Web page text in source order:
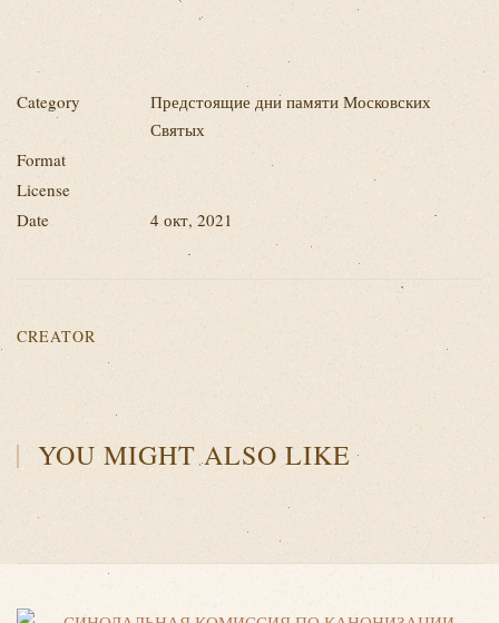
Category
Предстоящие дни памяти Московских
Святых
Format
License
Date
4 окт, 2021
CREATOR
YOU MIGHT ALSO LIKE